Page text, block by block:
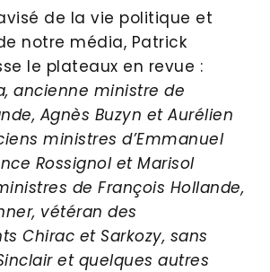
de la vie politique et
notre média, Patrick
le plateaux en revue :
ancienne ministre de
Agnès Buzyn et Aurélien
ministres d’Emmanuel
Rossignol et Marisol
de François Hollande,
vétéran des
Chirac et Sarkozy, sans
et quelques autres